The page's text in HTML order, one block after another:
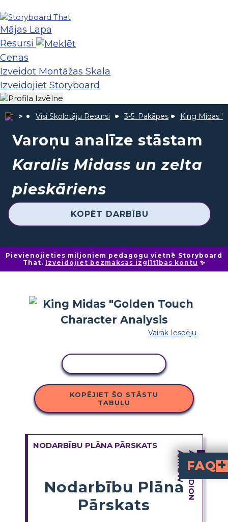
Mājas Lapa
Resursi
Cenas
Izveidot Montāžas Skala
Izveidojiet Storyboard
Visi Skolotāju Resursi 3-5. Pakāpes King Midas
Varoņu analīze stāstam
Karalis Midass un zelta
pieskāriens
KOPĒT DARBĪBU
Pievienojieties miljoniem pedagogu vietnē Storyboard
That. Izveidojiet bezmaksas izglītības kontu ✨
Vairāk Iespēju
KOPĒJIET ŠO STĀSTU
TABULU
NODARBĪBU PLĀNA PĀRSKATS
Nodarbību Plāna
Pārskats
FAQ